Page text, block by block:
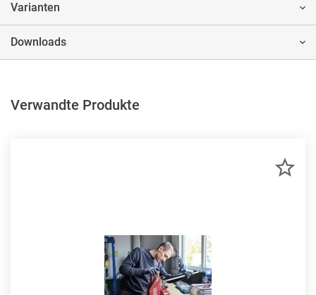
Varianten
Downloads
Verwandte Produkte